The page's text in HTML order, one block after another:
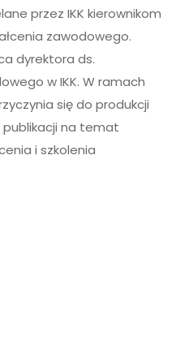
przez IKK kierownikom
zawodowego.
dyrektora ds.
w IKK. W ramach
się do produkcji
na temat
i szkolenia